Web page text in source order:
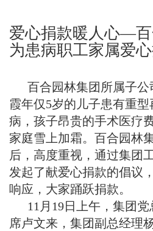
爱心捐款暖人心—
为患病职工家属爱
百合园林集团所属子公
霞年仅5岁的儿子患有重
病，孩子昂贵的手术医疗
家庭雪上加霜。百合园林
后，高度重视，通过集团
发起了献爱心捐款的倡议
响应，大家踊跃捐款。
11月19日上午，集团党
席卢文来，集团副总经理